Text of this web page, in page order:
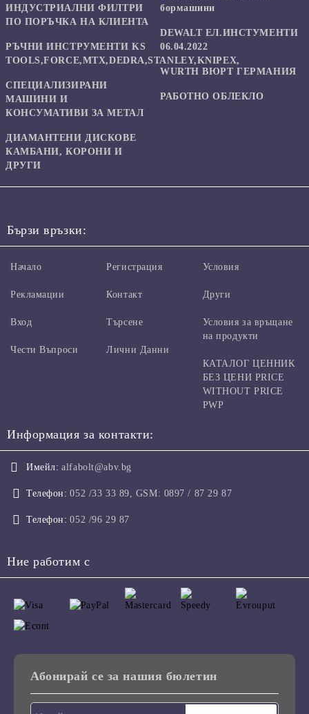
ИНДУСТРИАЛНИ ФИЛТРИ
ПО ПОРЪЧКА НА КЛИЕНТА
РЪЧНИ ИНСТРУМЕНТИ KS
TOOLS,FORCE,MTX,DEDRA,STANLEY,KNIPEX,
СПЕЦИАЛИЗИРАНИ
МАШИНИ И
КОНСУМАТИВИ ЗА МЕТАЛ
ДИАМАНТЕНИ ДИСКОВЕ
КАМБАНИ, КОРОНИ И
ДРУГИ
бормашини
DEWALT ЕЛ.ИНСТУМЕНТИ
06.04.2022
WURTH ВЮРТ ГЕРМАНИЯ
РАБОТНО ОБЛЕКЛО
Бързи връзки:
Начало
Рекламации
Вход
Чести Въпроси
Регистрация
Контакт
Търсене
Лични Данни
Условия
Други
Условия за връщане
на продукти
КАТАЛОГ ЦЕННИК
БЕЗ ЦЕНИ PRICE
WITHOUT PRICE
PWP
Информация за контакти:
Имейл: alfabolt@abv.bg
Телефон: 052 /33 33 89, GSM: 0897 / 87 29 87
Телефон: 052 /96 29 87
Ние работим с
Абонирай се за нашия бюлетин